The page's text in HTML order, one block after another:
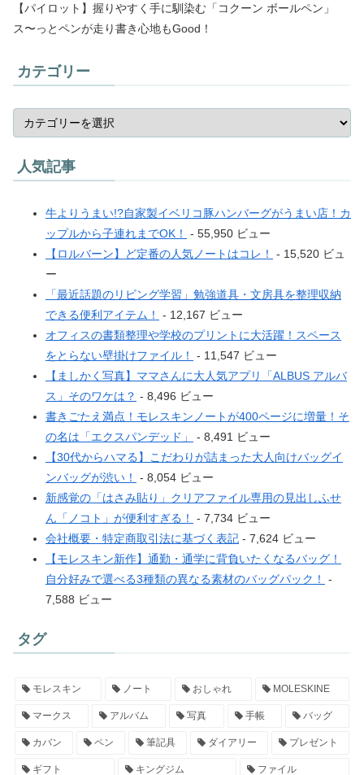
【パイロット】握りやすく手に馴染む「コクーン ボールペン」
ス〜っとペンが走り書き心地もGood！
カテゴリー
人気記事
牛よりうまい!?自家製イベリコ豚ハンバーグがうまい店！カ
ップルから子連れまでOK！
- 55,950 ビュー
【ロルバーン】ど定番の人気ノートはコレ！
- 15,520 ビュ
ー
「最近話題のリビング学習」勉強道具・文房具を整理収納
できる便利アイテム！
- 12,167 ビュー
オフィスの書類整理や学校のプリントに大活躍！スペース
をとらない壁掛けファイル！
- 11,547 ビュー
【ましかく写真】ママさんに大人気アプリ「ALBUS アルバ
ス」そのワケは？ - 8,496 ビュー
書きごたえ満点！モレスキンノートが400ページに増量！そ
の名は「エクスパンデッド」
- 8,491 ビュー
【30代からハマる】こだわりが詰まった大人向けバッグイ
ンバッグが渋い！
- 8,054 ビュー
新感覚の「はさみ貼り」クリアファイル専用の見出しふせ
ん「ノコト」が便利すぎる！
- 7,734 ビュー
会社概要・特定商取引法に基づく表記 - 7,624 ビュー
【モレスキン新作】通勤・通学に背負いたくなるバッグ！
自分好みで選べる3種類の異なる素材のバッグパック！
-
7,588 ビュー
タグ
モレスキン ノート おしゃれ MOLESKINE
マークス アルバム 写真 手帳 バッグ
カバン ペン 筆記具 ダイアリー プレゼント
ギフト キングジム ファイル